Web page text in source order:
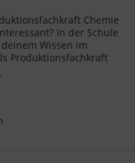
Chemie
In der Schule
Wissen im
Produktionsfachkraft
du...